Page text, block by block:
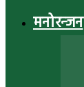
मनोरन्जन